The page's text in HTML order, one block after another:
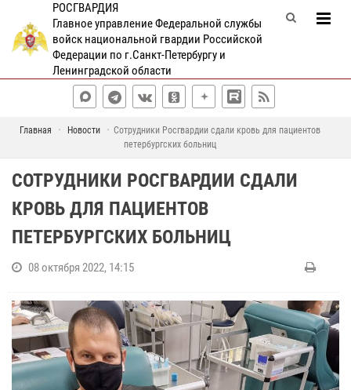
РОСГВАРДИЯ
Главное управление Федеральной службы
войск национальной гвардии Российской
Федерации по г.Санкт-Петербургу и
Ленинградской области
Главная Новости
Сотрудники Росгвардии сдали кровь для пациентов
петербургских больниц
СОТРУДНИКИ РОСГВАРДИИ СДАЛИ
КРОВЬ ДЛЯ ПАЦИЕНТОВ
ПЕТЕРБУРГСКИХ БОЛЬНИЦ
08 октября 2022, 14:15